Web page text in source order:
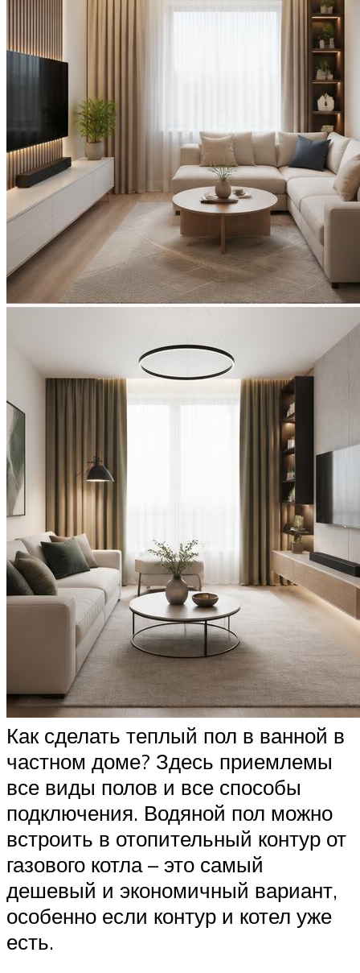
Как сделать теплый пол в ванной в
частном доме? Здесь приемлемы
все виды полов и все способы
подключения. Водяной пол можно
встроить в отопительный контур от
газового котла – это самый
дешевый и экономичный вариант,
особенно если контур и котел уже
есть.